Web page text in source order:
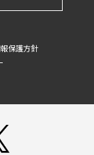
保護方針